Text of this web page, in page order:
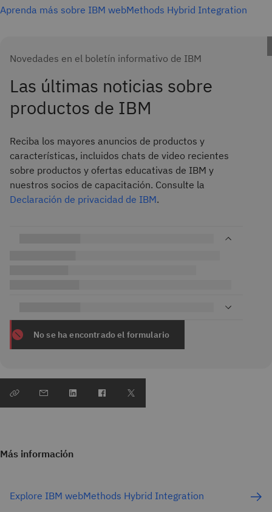
Aprenda más sobre IBM webMethods Hybrid Integration
Novedades en el boletín informativo de IBM
Las últimas noticias sobre
productos de IBM
Reciba los mayores anuncios de productos y
características, incluidos chats de video recientes
sobre productos y ofertas educativas de IBM y
nuestros socios de capacitación. Consulte la
Declaración de privacidad de IBM.
No se ha encontrado el formulario
Más información
Explore IBM webMethods Hybrid Integration